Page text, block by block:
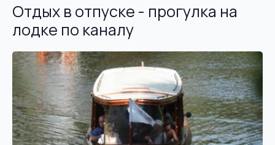
Отдых в отпуске - прогулка на
лодке по каналу